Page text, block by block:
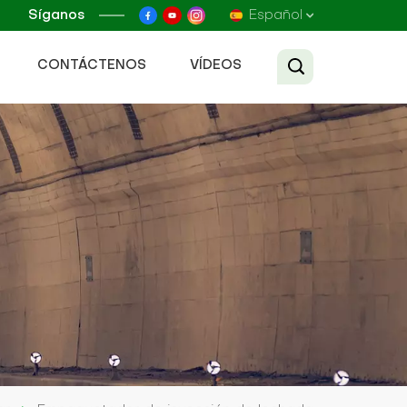
Síganos Español
Français
Русский
CONTÁCTENOS VÍDEOS